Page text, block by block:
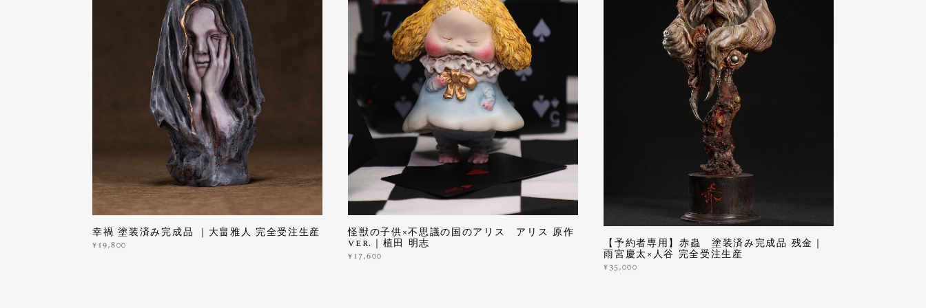
幸禍 塗装済み完成品 ｜大畠雅人 完全受注生産
¥19,800
怪獣の子供×不思議の国のアリス アリス 原作
ver.｜植田 明志
¥17,600
【予約者専用】赤蟲 塗装済み完成品 残金｜
雨宮慶太×人谷 完全受注生産
¥35,000